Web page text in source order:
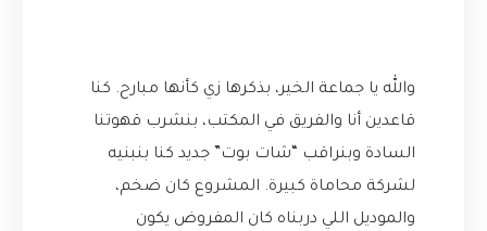
والله يا جماعة الخير، بذكرها زي كأنها مبارح. كنا
قاعدين أنا والفريق في المكتب، بنشرب قهوتنا
السادة وبنراقب “شات بوت” جديد كنا بنبنيه
لشركة محاماة كبيرة. المشروع كان ضخم،
والموديل اللي دربناه كان المفروض يكون